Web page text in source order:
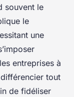
souvent le
le
une
entreprises à
tout
de fidéliser